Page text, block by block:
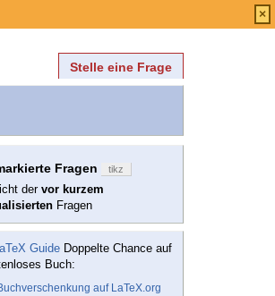
Stelle eine Frage
Fragen tikz
der vor kurzem
Fragen
Doppelte Chance auf
Buch:
auf LaTeX.org
×